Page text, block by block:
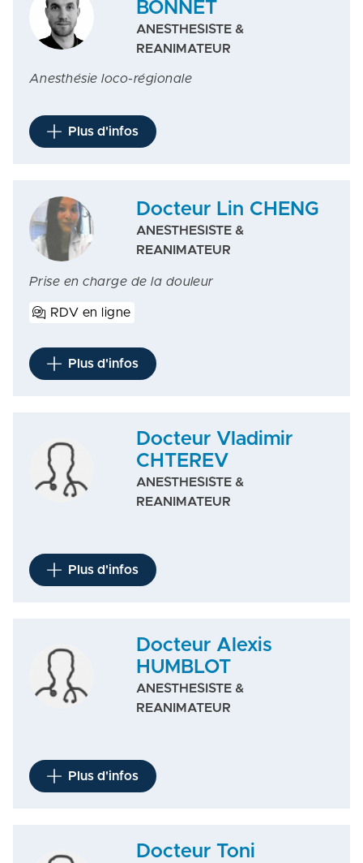
BONNET
ANESTHESISTE &
REANIMATEUR
Anesthésie loco-régionale
Plus d'infos
Docteur Lin CHENG
ANESTHESISTE &
REANIMATEUR
Prise en charge de la douleur
RDV en ligne
Plus d'infos
Docteur Vladimir
CHTEREV
ANESTHESISTE &
REANIMATEUR
Plus d'infos
Docteur Alexis
HUMBLOT
ANESTHESISTE &
REANIMATEUR
Plus d'infos
Docteur Toni